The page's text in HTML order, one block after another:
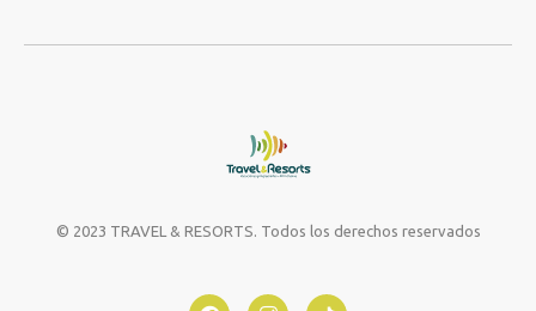
Consultar
© 2023 TRAVEL & RESORTS. Todos los derechos reservados